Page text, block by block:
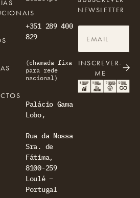
+351 289 400
829
(chamada fixa
para rede
nacional)
Palácio Gama
Lobo,
Rua da Nossa
Sra. de
Fátima,
8100-259
Loulé –
Portugal
NEWSLETTER
INSCREVER-
ME